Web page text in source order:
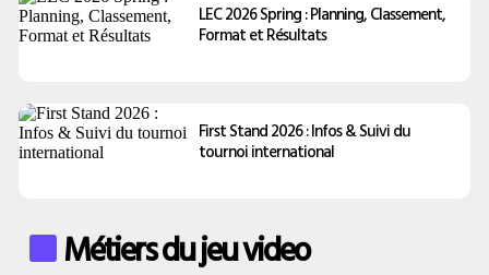
LEC 2026 Spring : Planning, Classement,
Format et Résultats
First Stand 2026 : Infos & Suivi du
tournoi international
Métiers du jeu video